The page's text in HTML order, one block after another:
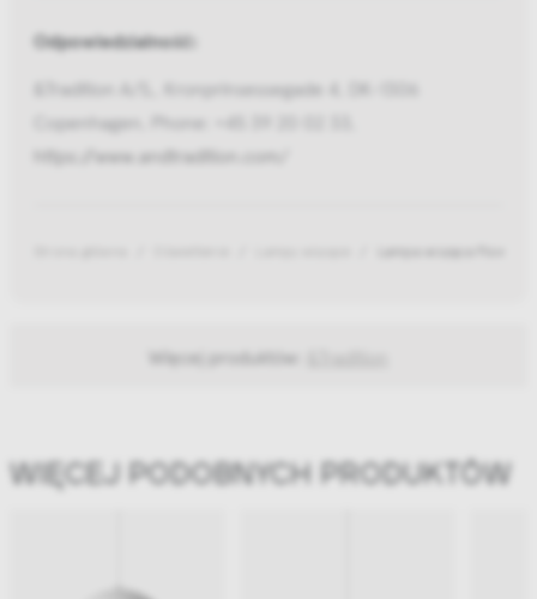
Odpowiedzialność:
&Tradition A/S,, Kronprinsessegade 4, DK-1306
Copenhagen, Phone: +45 39 20 02 33,
https://www.andtradition.com/
Lampa wisząca
Więcej produktów:
WIĘCEJ PODOBNYCH PRODUKTÓW